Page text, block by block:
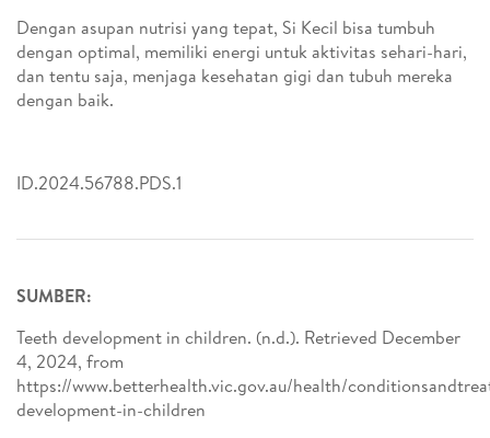
Dengan asupan nutrisi yang tepat, Si Kecil bisa tumbuh
dengan optimal, memiliki energi untuk aktivitas sehari-hari,
dan tentu saja, menjaga kesehatan gigi dan tubuh mereka
dengan baik.
ID.2024.56788.PDS.1
SUMBER:
Teeth development in children. (n.d.). Retrieved December
4, 2024, from
https://www.betterhealth.vic.gov.au/health/
development-in-children